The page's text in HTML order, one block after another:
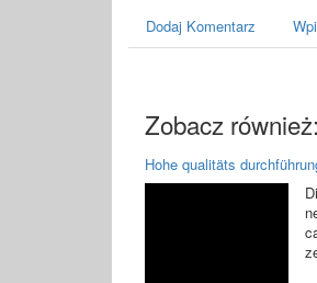
Dodaj Komentarz
Zobacz również:
Hohe qualitäts